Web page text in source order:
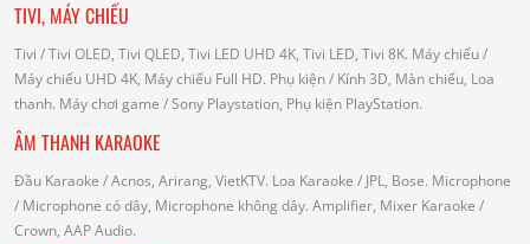
TIVI, MÁY CHIẾU
Tivi / Tivi OLED, Tivi QLED, Tivi LED UHD 4K, Tivi LED, Tivi 8K. Máy chiếu/
Máy chiếu UHD 4K, Máy chiếu Full HD. Phụ kiện/ Kính 3D, Màn chiếu, Loa
thanh. Máy chơi game / Sony Playstation, Phụ kiện PlayStation.
ÂM THANH KARAOKE
Đầu Karaoke / Acnos, Arirang, VietKTV. Loa Karaoke / JPL, Bose. Microphone
/ Microphone có dây, Microphone không dây. Amplifier, Mixer Karaoke /
Crown, AAP Audio.